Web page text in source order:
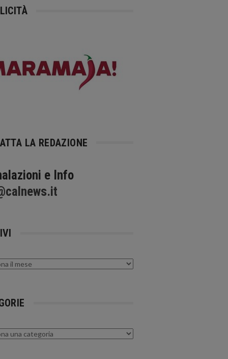
LA REDAZIONE
e Info